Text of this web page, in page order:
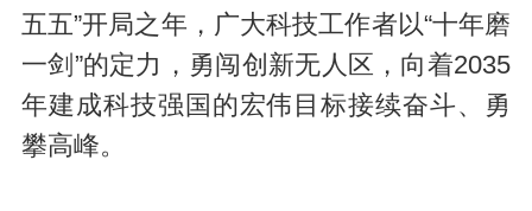
五五”开局之年，广大科技工作者以“十年磨
一剑”的定力，勇闯创新无人区，向着2035
年建成科技强国的宏伟目标接续奋斗、勇
攀高峰。